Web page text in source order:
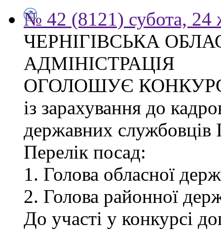
№ 42 (8121) субота, 24
ЧЕРНІГІВСЬКА
АДМІНІСТРАЦІЯ
ОГОЛОШУЄ
із зарахування до
державних службовців
Перелік посад:
1. Голова обласної
2. Голова районної
До участі у конкурсі